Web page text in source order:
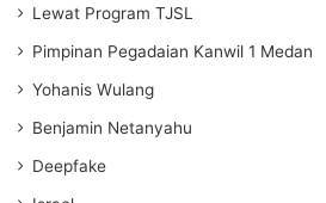
Lewat Program TJSL
Pimpinan Pegadaian Kanwil 1 Medan
Yohanis Wulang
Benjamin Netanyahu
Deepfake